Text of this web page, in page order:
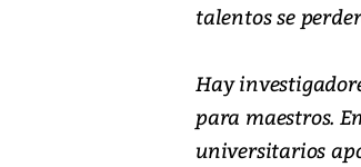
talentos se
Hay
para maestros.
universitarios